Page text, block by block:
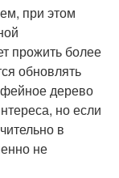
при этом
прожить более
обновлять
дерево
но если
в
не